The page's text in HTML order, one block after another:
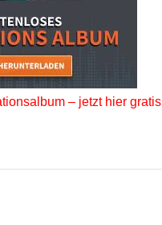
– jetzt hier gratis